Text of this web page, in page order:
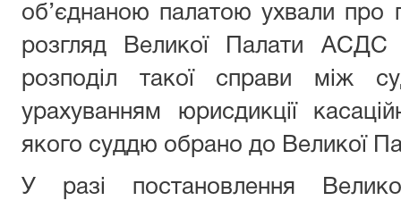
об’єднаною палатою ухвали про
розгляд Великої Палати АСДС
розподіл такої справи між
урахуванням юрисдикції
якого суддю обрано до Великої
У разі постановлення